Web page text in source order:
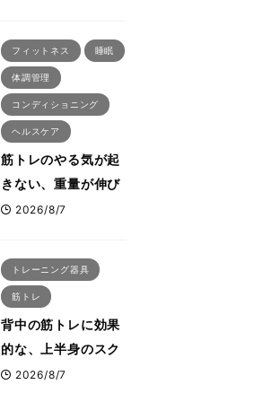
る「回復習慣」
フィットネス 睡眠
体調管理
コンディショニング
ヘルスケア
筋トレのやる気が起
きない、重量が伸び
ない ボディビル世
える食事・睡眠・呼
吸の整え方
2026/8/7
トレーニング器具
筋トレ
背中の筋トレに効果
的な、上半身のスク
ワットとも言われた
2026/8/7